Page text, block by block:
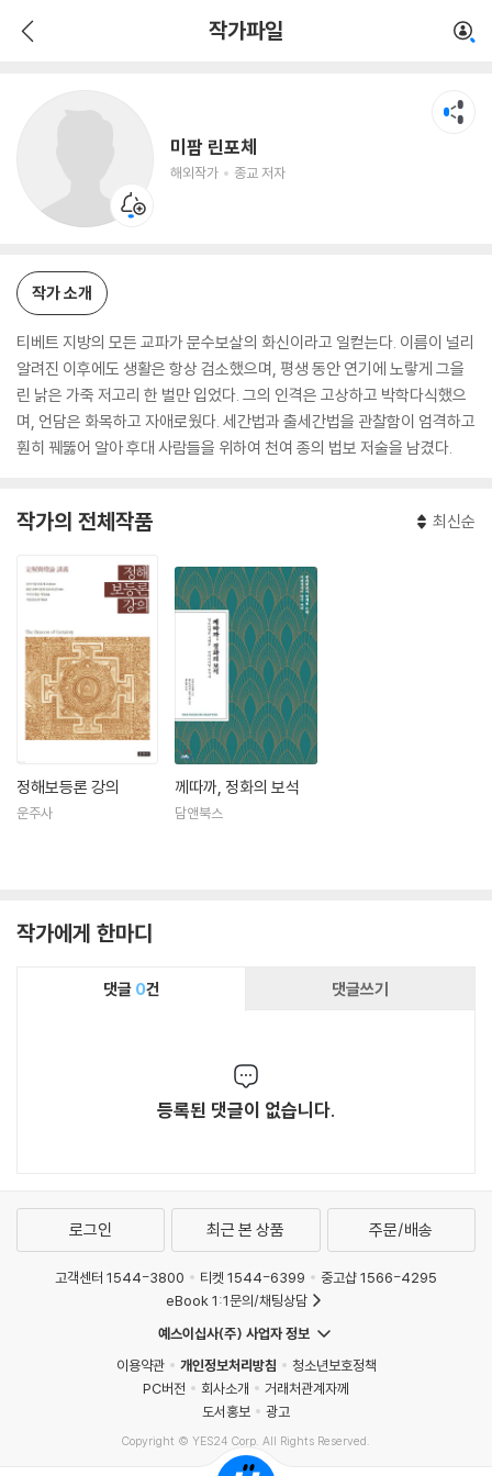
작가파일
미팜 린포체
해외작가 종교 저자
작가 소개
티베트 지방의 모든 교파가 문수보살의 화신이라고 일컫는다. 이름이 널리
알려진 이후에도 생활은 항상 검소했으며, 평생 동안 연기에 노랗게 그을
린 낡은 가죽 저고리 한 벌만 입었다. 그의 인격은 고상하고 박학다식했으
며, 언담은 화목하고 자애로웠다. 세간법과 출세간법을 관찰함이 엄격하고
훤히 꿰뚫어 알아 후대 사람들을 위하여 천여 종의 법보 저술을 남겼다.
작가의 전체작품 최신순
정해보등론 강의
운주사
께따까, 정화의 보석
담앤북스
작가에게 한마디
댓글 0건 댓글쓰기
등록된 댓글이 없습니다.
로그인 최근 본 상품 주문/배송
고객센터 1544-3800 티켓 1544-6399
중고샵 1566-4295
eBook 1:1문의/채팅상담
예스이십사(주) 사업자 정보
이용약관
개인정보처리방침
청소년보호정책
PC버전
회사소개
거래처관계자께
도서홍보
광고
Copyright © YES24 Corp. All Rights Reserved.